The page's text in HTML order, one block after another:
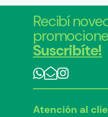
Recibí
Suscribíte!
Atención al